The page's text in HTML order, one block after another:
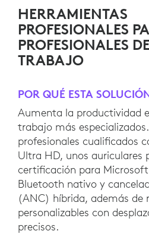
TEAMS
HERRAMIENTAS
PROFESIONALES
PROFESIONALES
TRABAJO
POR QUÉ ESTA
Aumenta la productividad
trabajo más
profesionales cualificados
Ultra HD, unos auriculares
certificación para
Bluetooth nativo y
(ANC) híbrida, además de
personalizables con
precisos.